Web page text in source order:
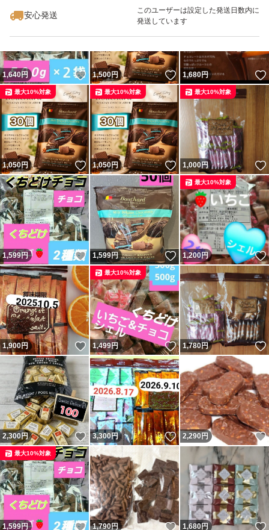
安心発送
このユーザーは設定した発送日数内に
発送しています
1,640円 いいね！
1,500円 いいね！
1,680円
1,050円 いいね！
最大10%対象
1,050円 いいね！
最大10%対象
1,000円
最大10%対象
1,599円 いいね！
1,599円 いいね！
1,200円
最大10%対象
1,900円 いいね！
1,499円 いいね！
最大10%対象
1,780円
2,300円 いいね！
3,300円 いいね！
2,290 円
1,599円 いいね！
最大10%対象
1,790円 いいね！
1,680円